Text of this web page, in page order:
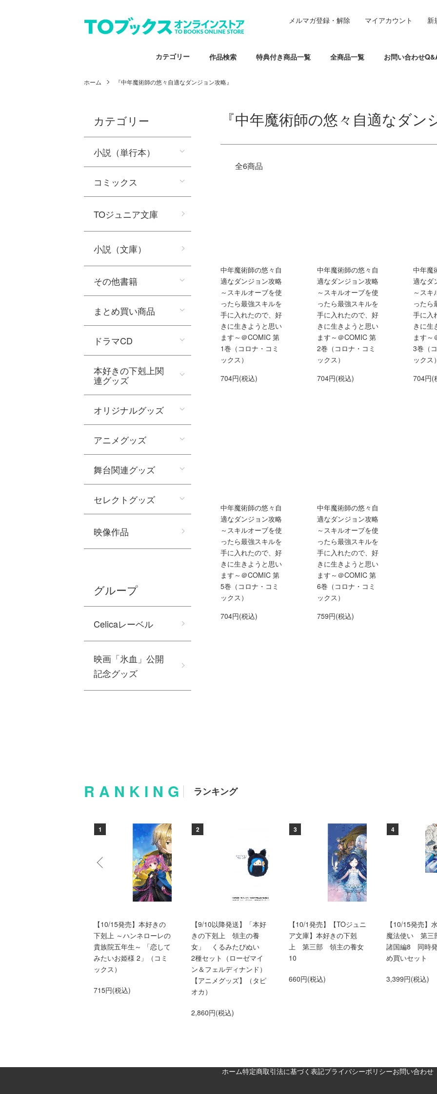
カテゴリー 作品検索 特典付き商品一覧 全商品一覧 お問い合わせ
メルマガ登録・解除 マイアカウント 新
ホーム 『中年魔術師の悠々自適なダンジョン攻略』
『中年魔術師の悠々自適なダン
全6商品
中年魔術師の悠々自
適なダンジョン攻略
～スキルオーブを使
ったら最強スキルを
手に入れたので、好
きに生きようと思い
ます～＠COMIC 第
1巻（コロナ・コミ
ックス）
704円(税込)
中年魔術師の悠々自
適なダンジョン攻略
～スキルオーブを使
ったら最強スキルを
手に入れたので、好
きに生きようと思い
ます～＠COMIC 第
2巻（コロナ・コミ
ックス）
704円(税込)
中年魔
適なダ
～スキ
ったら
手に入
きに生
ます～
3巻（
ックス
704円(
中年魔術師の悠々自
適なダンジョン攻略
～スキルオーブを使
ったら最強スキルを
手に入れたので、好
きに生きようと思い
ます～＠COMIC 第
5巻（コロナ・コミ
ックス）
704円(税込)
中年魔術師の悠々自
適なダンジョン攻略
～スキルオーブを使
ったら最強スキルを
手に入れたので、好
きに生きようと思い
ます～＠COMIC 第
6巻（コロナ・コミ
ックス）
759円(税込)
カテゴリー
小説（単行本）
コミックス
TOジュニア文庫
小説（文庫）
その他書籍
まとめ買い商品
ドラマCD
本好きの下剋上関
連グッズ
オリジナルグッズ
アニメグッズ
舞台関連グッズ
セレクトグッズ
映像作品
グループ
Celicaレーベル
映画「氷血」公開
記念グッズ
RANKING ランキング
1
【10/15発売】本好きの
下剋上 ～ハンネローレの
貴族院五年生～ 「恋して
みたいお姫様 2」（コミ
ックス）
715円(税込)
2
【9/10以降発送】「本好
きの下剋上 領主の養
女」 くるみたぴぬい
2種セット（ローゼマイ
ン＆フェルディナンド）
【アニメグッズ】（タピ
オカ）
2,860円(税込)
3
【10/1発売】【TOジュニ
ア文庫】本好きの下剋
上 第三部 領主の養女
10
660円(税込)
4
【10/15発売】
魔法使い 第
諸国編8 同時
め買いセット
3,399円(税込)
ホーム特定商取引法に基づく表記プライバシーポリシーお問い合わせ